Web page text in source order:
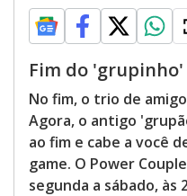
Fim do 'grupinho'
No fim, o trio de
Agora, o antigo
ao fim e cabe a você
game. O Power
segunda a sábado, às